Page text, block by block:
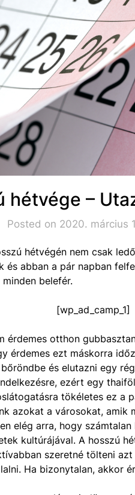
hétvége –
Posted on 2020. március
hétvégén nem csak
és abban a pár napban
belefér.
[wp_ad_camp_1]
érdemes otthon
érdemes ezt máskorra
és elutazni egy
ezért egy
tökéletes ez a
azokat a városokat, amik
elég arra, hogy
kultúrájával. A hosszú
szeretné tölteni
Ha bizonytalan, akkor